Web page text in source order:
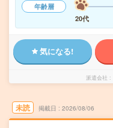
年齢層
20代
気になる!
派遣会社
未読 掲載日 2026/08/06